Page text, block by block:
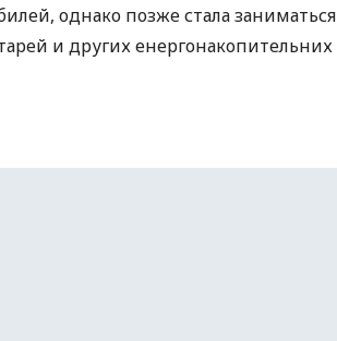
однако позже стала заниматься
и других енергонакопительних